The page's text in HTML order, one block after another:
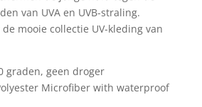
van UVA en UVB-straling.
mooie collectie UV-kleding van
graden, geen droger
Microfiber with waterproof